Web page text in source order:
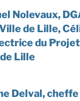
Nolevaux,
de Lille,
du
Lille
Delval,